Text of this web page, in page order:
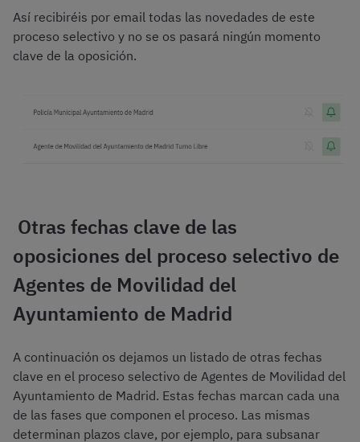
Así recibiréis por email todas las novedades de este
proceso selectivo y no se os pasará ningún momento
clave de la oposición.
Otras fechas clave de las
oposiciones del proceso selectivo de
Agentes de Movilidad del
Ayuntamiento de Madrid
A continuación os dejamos un listado de otras fechas
clave en el proceso selectivo de Agentes de Movilidad del
Ayuntamiento de Madrid. Estas fechas marcan cada una
de las fases que componen el proceso. Las mismas
determinan plazos clave, por ejemplo, para subsanar